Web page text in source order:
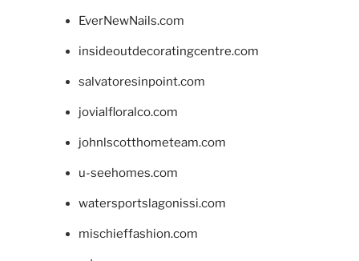
EverNewNails.com
insideoutdecoratingcentre.com
salvatoresinpoint.com
jovialfloralco.com
johnlscotthometeam.com
u-seehomes.com
watersportslagonissi.com
mischieffashion.com